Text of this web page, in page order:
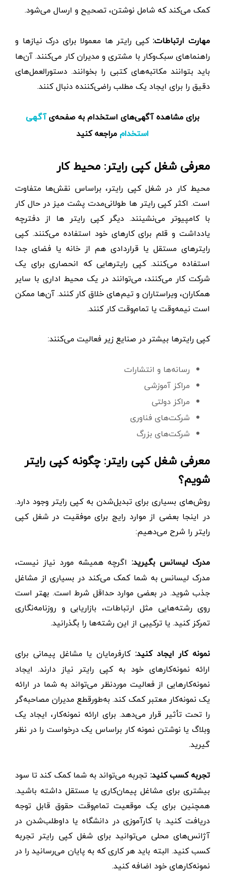
کمک می‌کند که شامل نوشتن، تصحیح و ارسال می‌شود.
مهارت ارتباطات:کپی رایتر ها معمولا برای درک نیازها و
راهنماهای سبک‌وکار با مشتری و مدیران کار می‌کنند. آن‌ها
باید بتوانند مکاتبه‌های کتبی را بخوانند. دستورالعمل‌های
دقیق را برای ایجاد یک مطلب راضی‌کننده دنبال کنند.
برای مشاهده آگهی‌های استخدام به صفحه‌یآگهی
استخدام مراجعه کنید
معرفی شغل کپی رایتر: محیط کار
محیط کار در شغل کپی رایتر، براساس نقش‌ها متفاوت
است. اکثر کپی رایتر ها طولانی‌مدت پشت میز در حال کار
با کامپیوتر می‌نشینند. دیگر کپی رایتر ها از دفترچه
یادداشت و قلم برای کارهای خود استفاده می‌کنند. کپی
رایترهای مستقل یا قراردادی هم از خانه یا فضای جدا
استفاده می‌کنند. کپی رایترهایی که انحصاری برای یک
شرکت کار می‌کنند، می‌توانند در یک محیط اداری با سایر
همکاران، ویراستاران و تیم‌های خلاق کار کنند. آن‌ها ممکن
است نیمه‌وقت یا تمام‌وقت کار کنند.
کپی رایترها بیشتر در صنایع زیر فعالیت می‌کنند:
رسانه‌ها و انتشارات
مراکز آموزشی
مراکز دولتی
شرکت‌های فناوری
شرکت‌های بزرگ
معرفی شغل کپی رایتر: چگونه کپی رایتر
شویم؟
روش‌های بسیاری برای تبدیل‌شدن به کپی رایتر وجود دارد.
در اینجا بعضی از موارد رایج‌ برای موفقیت در شغل کپی
رایتر را شرح می‌دهیم:
مدرک لیسانس بگیرید:اگرچه همیشه مورد نیاز نیست،
مدرک لیسانس به شما کمک می‌کند در بسیاری از مشاغل
جذب شوید. در بعضی موارد حداقل شرط است. بهتر است
روی رشته‌هایی مثل ارتباطات، بازاریابی و روزنامه‌نگاری
تمرکز کنید. یا ترکیبی از این رشته‌ها را بگذرانید.
نمونه کار ایجاد کنید: کارفرمایان یا مشاغل پیمانی برای
ارائه نمونه‌کارهای خود به کپی رایتر نیاز دارند. ایجاد
نمونه‌کارهایی از فعالیت موردنظر می‌تواند به شما در ارائه
یک نمونه‌کار معتبر کمک کند. به‌طورقطع مدیران مصاحبه‌گر
را تحت تأثیر قرار می‌دهد. برای ارائه نمونه‌کار، ایجاد یک
وبلاگ یا نوشتن نمونه کار براساس یک درخواست را در نظر
گیرید.
تجربه کسب کنید: تجربه می‌تواند به شما کمک کند تا سود
بیشتری برای مشاغل پیمان‌کاری یا مستقل داشته باشید.
همچنین برای یک موقعیت تمام‌وقت حقوق قابل توجه
دریافت کنید. با کارآموزی در دانشگاه یا داوطلب‌شدن در
آژانس‌های محلی می‌توانید برای شغل کپی رایتر تجربه
کسب کنید. البته باید هر کاری که به پایان می‌رسانید را در
نمونه‌کارهای خود اضافه کنید.